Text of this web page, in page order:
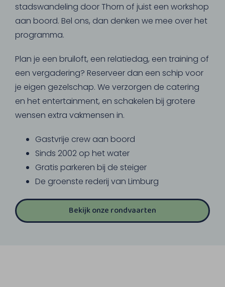
stadswandeling door Thorn of juist een workshop
aan boord. Bel ons, dan denken we mee over het
programma.
Plan je een bruiloft, een relatiedag, een training of
een vergadering? Reserveer dan een schip voor
je eigen gezelschap. We verzorgen de catering
en het entertainment, en schakelen bij grotere
wensen extra vakmensen in.
Gastvrije crew aan boord
Sinds 2002 op het water
Gratis parkeren bij de steiger
De groenste rederij van Limburg
Bekijk onze rondvaarten